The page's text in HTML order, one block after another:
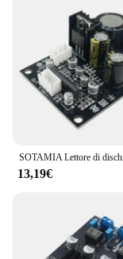
aiming to
connection to
perfect choice.
unmatched,
and consistent,
With this
internet
dropped
13,19€